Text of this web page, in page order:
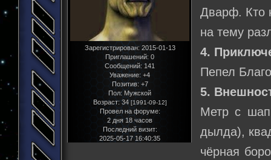
Зарегистрирован: 2015-01-13
Приглашений: 0
Сообщений: 141
Уважение: +4
Позитив: +7
Пол: Мужской
Возраст: 34 [1991-09-12]
Провел на форуме:
2 дня 18 часов
Последний визит:
2025-05-17 16:40:35
Дварф. Кто
на тему
4.
Пепел
5.
Метр с
дылда),
чёрная